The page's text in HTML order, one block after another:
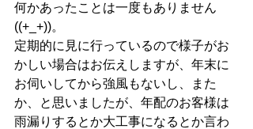
何かあったことは一度もありません
((+_+))。
定期的に見に行っているので様子がお
かしい場合はお伝えしますが、年末に
お伺いしてから強風もないし、また
か、と思いましたが、年配のお客様は
雨漏りするとか大工事になるとか言わ